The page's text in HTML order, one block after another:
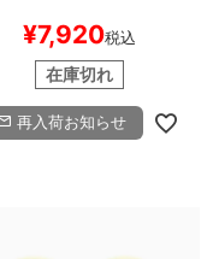
¥7,920税込
在庫切れ
再入荷お知らせ